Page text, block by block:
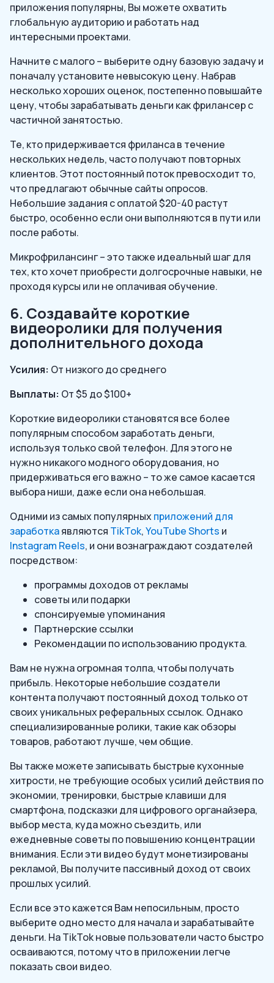
приложения популярны, Вы можете охватить
глобальную аудиторию и работать над
интересными проектами.
Начните с малого – выберите одну базовую задачу и
поначалу установите невысокую цену. Набрав
несколько хороших оценок, постепенно повышайте
цену, чтобы зарабатывать деньги как фрилансер с
частичной занятостью.
Те, кто придерживается фриланса в течение
нескольких недель, часто получают повторных
клиентов. Этот постоянный поток превосходит то,
что предлагают обычные сайты опросов.
Небольшие задания с оплатой $20-40 растут
быстро, особенно если они выполняются в пути или
после работы.
Микрофрилансинг – это также идеальный шаг для
тех, кто хочет приобрести долгосрочные навыки, не
проходя курсы или не оплачивая обучение.
6. Создавайте короткие
видеоролики для получения
дополнительного дохода
Усилия: От низкого до среднего
Выплаты: От $5 до $100+
Короткие видеоролики становятся все более
популярным способом заработать деньги,
используя только свой телефон. Для этого не
нужно никакого модного оборудования, но
придерживаться его важно – то же самое касается
выбора ниши, даже если она небольшая.
Одними из самых популярныхприложений для
заработкаявляются TikTok,YouTube Shorts и
Instagram Reels, и они вознаграждают создателей
посредством:
программы доходов от рекламы
советы или подарки
спонсируемые упоминания
Партнерские ссылки
Рекомендации по использованию продукта.
Вам не нужна огромная толпа, чтобы получать
прибыль. Некоторые небольшие создатели
контента получают постоянный доход только от
своих уникальных реферальных ссылок. Однако
специализированные ролики, такие как обзоры
товаров, работают лучше, чем общие.
Вы также можете записывать быстрые кухонные
хитрости, не требующие особых усилий действия по
экономии, тренировки, быстрые клавиши для
смартфона, подсказки для цифрового органайзера,
выбор места, куда можно съездить, или
ежедневные советы по повышению концентрации
внимания. Если эти видео будут монетизированы
рекламой, Вы получите пассивный доход от своих
прошлых усилий.
Если все это кажется Вам непосильным, просто
выберите одно место для начала и зарабатывайте
деньги. На TikTok новые пользователи часто быстро
осваиваются, потому что в приложении легче
показать свои видео.